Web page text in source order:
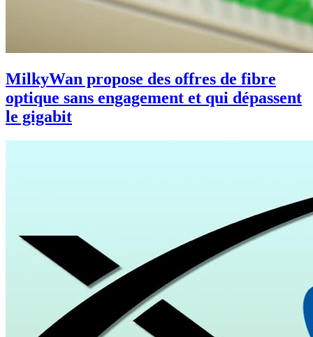
MilkyWan propose des offres de fibre
optique sans engagement et qui dépassent
le gigabit